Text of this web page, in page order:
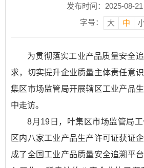
发布时间：2025-08-
字号：
大 中
为贯彻落实工业产品质量安全
求，切实提升企业质量主体责任意
集区市场监管局开展辖区工业产品
中走访。
8月19日，叶集区市场监管局
区内八家工业产品生产许可证获证
成了全国工业产品质量安全追溯平